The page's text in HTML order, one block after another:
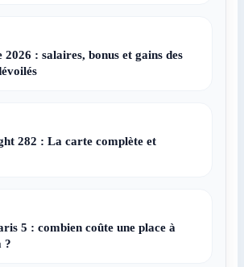
2026 : salaires, bonus et gains des
282 : La carte complète et
5 : combien coûte une place à
?